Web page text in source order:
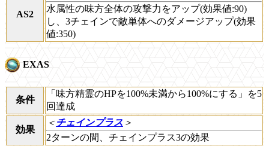
AS2
水属性の味方全体の攻撃力をアップ(効果値:90)
し、3チェインで敵単体へのダメージアップ(効果
値:350)
EXAS
条件
「味方精霊のHPを100%未満から100%にする」を5
回達成
効果
＜ チェインプラス ＞
2ターンの間、チェインプラス3の効果